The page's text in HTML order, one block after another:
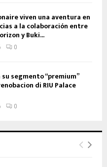
viven una aventura en
a la colaboración entre
y Buki...
0
segmento “premium”
di RIU Palace
0